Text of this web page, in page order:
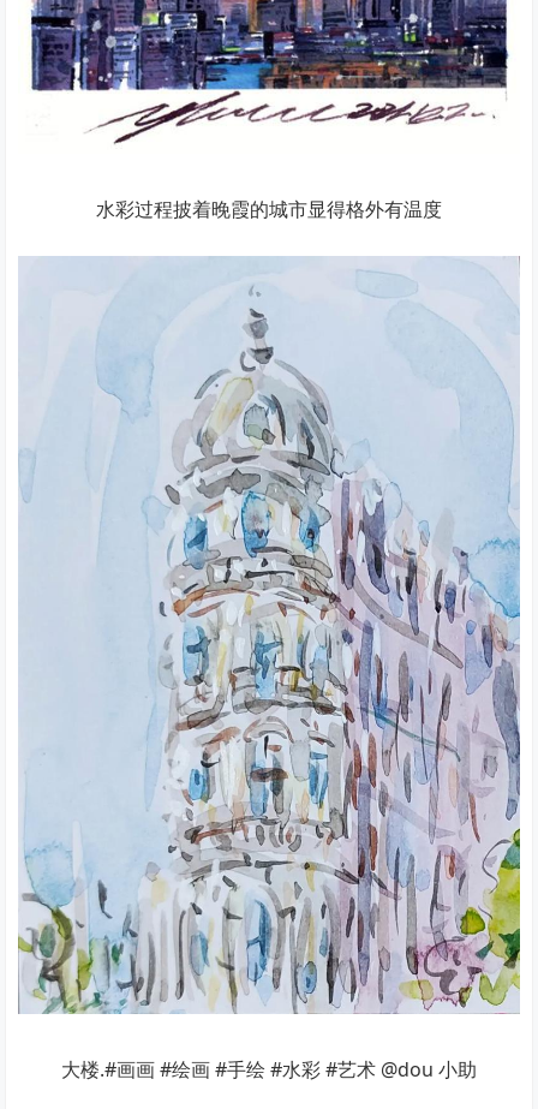
水彩过程披着晚霞的城市显得格外有温度
大楼.#画画 #绘画 #手绘 #水彩 #艺术 @dou 小助